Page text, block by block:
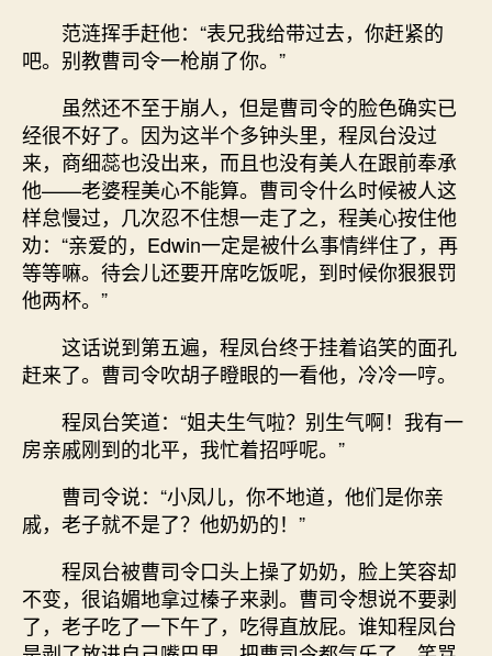
范涟挥手赶他：“表兄我给带过去，你赶紧的
吧。别教曹司令一枪崩了你。”
虽然还不至于崩人，但是曹司令的脸色确实已
经很不好了。因为这半个多钟头里，程凤台没过
来，商细蕊也没出来，而且也没有美人在跟前奉承
他——老婆程美心不能算。曹司令什么时候被人这
样怠慢过，几次忍不住想一走了之，程美心按住他
劝：“亲爱的，Edwin一定是被什么事情绊住了，再
等等嘛。待会儿还要开席吃饭呢，到时候你狠狠罚
他两杯。”
这话说到第五遍，程凤台终于挂着谄笑的面孔
赶来了。曹司令吹胡子瞪眼的一看他，冷冷一哼。
程凤台笑道：“姐夫生气啦？别生气啊！我有一
房亲戚刚到的北平，我忙着招呼呢。”
曹司令说：“小凤儿，你不地道，他们是你亲
戚，老子就不是了？他奶奶的！”
程凤台被曹司令口头上操了奶奶，脸上笑容却
不变，很谄媚地拿过榛子来剥。曹司令想说不要剥
了，老子吃了一下午了，吃得直放屁。谁知程凤台